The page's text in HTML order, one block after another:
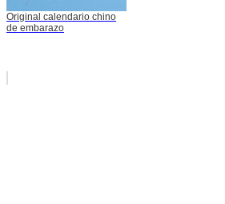
Original calendario chino
de embarazo